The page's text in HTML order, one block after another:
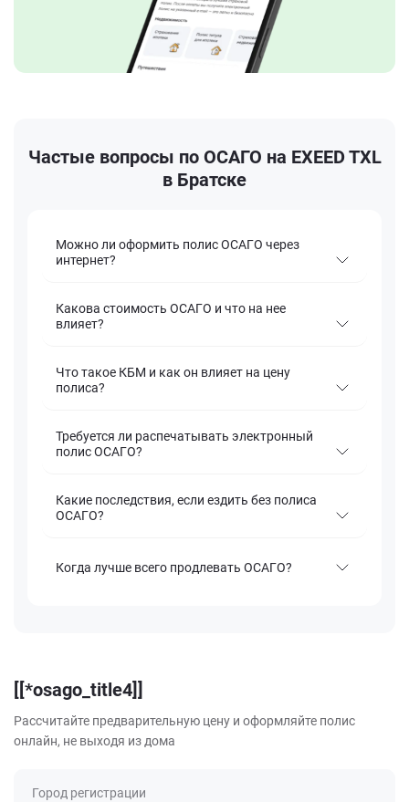
Частые вопросы по ОСАГО на EXEED TXL
в Братске
Можно ли оформить полис ОСАГО через
интернет?
Какова стоимость ОСАГО и что на нее
влияет?
Что такое КБМ и как он влияет на цену
полиса?
Требуется ли распечатывать электронный
полис ОСАГО?
Какие последствия, если ездить без полиса
ОСАГО?
Когда лучше всего продлевать ОСАГО?
[[*osago_title4]]
Рассчитайте предварительную цену и оформляйте полис
онлайн, не выходя из дома
Город регистрации